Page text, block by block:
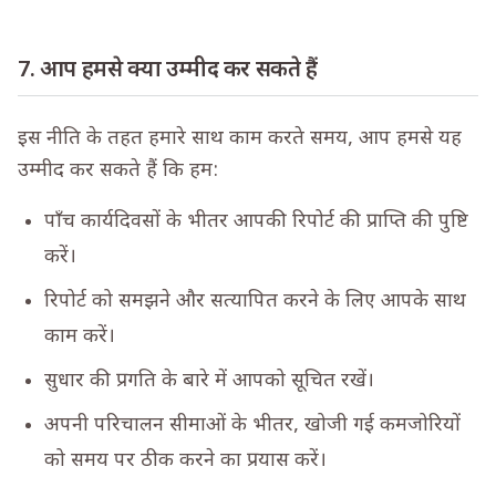
7. आप हमसे क्या उम्मीद कर सकते हैं
इस नीति के तहत हमारे साथ काम करते समय, आप हमसे यह
उम्मीद कर सकते हैं कि हम:
पाँच कार्यदिवसों के भीतर आपकी रिपोर्ट की प्राप्ति की पुष्टि
करें।
रिपोर्ट को समझने और सत्यापित करने के लिए आपके साथ
काम करें।
सुधार की प्रगति के बारे में आपको सूचित रखें।
अपनी परिचालन सीमाओं के भीतर, खोजी गई कमजोरियों
को समय पर ठीक करने का प्रयास करें।